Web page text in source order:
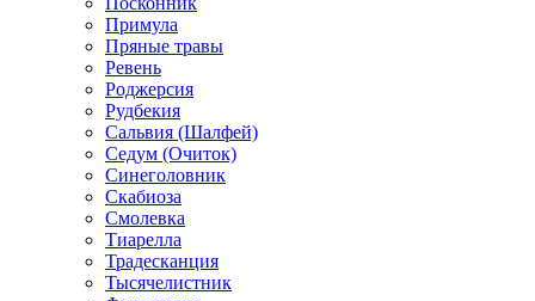
Примула
Пряные травы
Ревень
Роджерсия
Рудбекия
Сальвия (Шалфей)
Седум (Очиток)
Синеголовник
Скабиоза
Смолевка
Тиарелла
Традесканция
Тысячелистник